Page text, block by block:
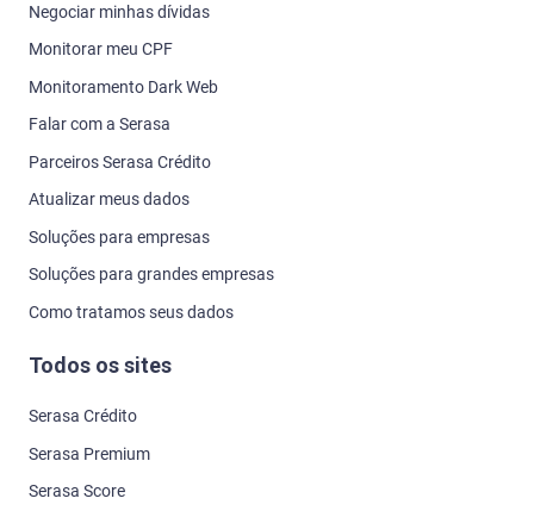
Negociar minhas dívidas
Monitorar meu CPF
Monitoramento Dark Web
Falar com a Serasa
Parceiros Serasa Crédito
Atualizar meus dados
Soluções para empresas
Soluções para grandes empresas
Como tratamos seus dados
Todos os sites
Serasa Crédito
Serasa Premium
Serasa Score